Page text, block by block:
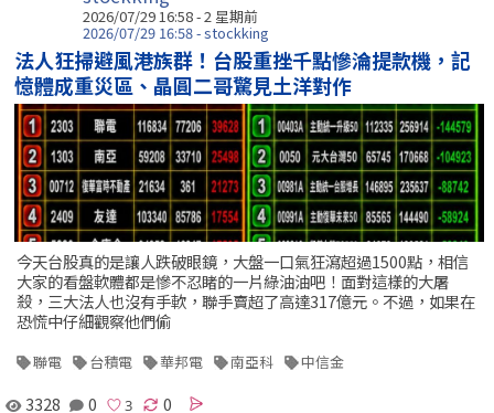
2026/07/29 16:58 - 2 星期前
2026/07/29 16:58 - stockking
法人狂掃避風港族群！台股重挫千點慘淪提款機，記
憶體成重災區、晶圓二哥驚見土洋對作
今天台股真的是讓人跌破眼鏡，大盤一口氣狂瀉超過1500點，相信
大家的看盤軟體都是慘不忍睹的一片綠油油吧！面對這樣的大屠
殺，三大法人也沒有手軟，聯手賣超了高達317億元。不過，如果在
恐慌中仔細觀察他們偷
聯電 台積電 華邦電 南亞科 中信金
3328 0 0